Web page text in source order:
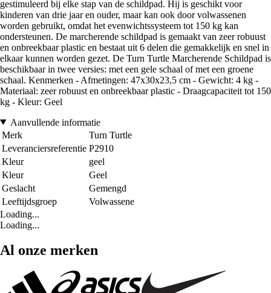
gestimuleerd bij elke stap van de schildpad. Hij is geschikt voor
kinderen van drie jaar en ouder, maar kan ook door volwassenen
worden gebruikt, omdat het evenwichtssysteem tot 150 kg kan
ondersteunen. De marcherende schildpad is gemaakt van zeer robuust
en onbreekbaar plastic en bestaat uit 6 delen die gemakkelijk en snel in
elkaar kunnen worden gezet. De Turn Turtle Marcherende Schildpad is
beschikbaar in twee versies: met een gele schaal of met een groene
schaal. Kenmerken - Afmetingen: 47x30x23,5 cm - Gewicht: 4 kg -
Materiaal: zeer robuust en onbreekbaar plastic - Draagcapaciteit tot 150
kg - Kleur: Geel
Aanvullende informatie
Merk
Turn Turtle
Leveranciersreferentie P2910
Kleur
geel
Kleur
Geel
Geslacht
Gemengd
Leeftijdsgroep
Volwassene
Loading...
Loading...
Al onze merken